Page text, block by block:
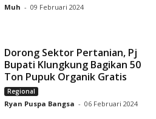
Muh - 09 Februari 2024
Dorong Sektor Pertanian, Pj
Bupati Klungkung Bagikan 50
Ton Pupuk Organik Gratis
Regional
Ryan Puspa Bangsa - 06 Februari 2024